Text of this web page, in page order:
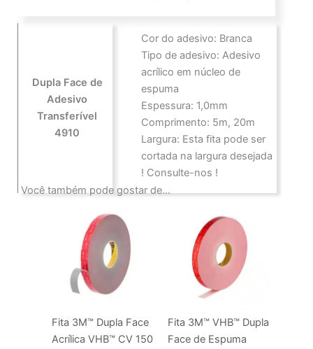
Dupla Face de
Adesivo
Transferível
4910
Cor do adesivo: Branca
Tipo de adesivo: Adesivo
acrílico em núcleo de
espuma
Espessura: 1,0mm
Comprimento: 5m, 20m
Largura: Esta fita pode ser
cortada na largura desejada
! Consulte-nos !
Você também pode gostar de…
Fita 3M™ Dupla Face
Acrílica VHB™ CV 150
Fita 3M™ VHB™ Dupla
Face de Espuma